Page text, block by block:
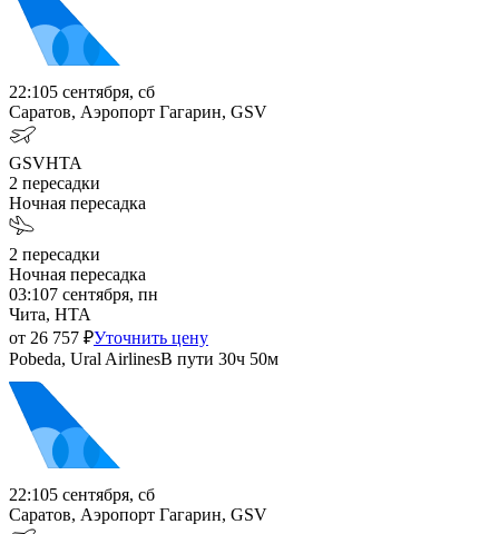
22:105 сентября, сб
Саратов, Аэропорт Гагарин, GSV
GSVHTA
2 пересадки
Ночная пересадка
2 пересадки
Ночная пересадка
03:107 сентября, пн
Чита, HTA
от 26 757 ₽Уточнить цену
Pobeda, Ural AirlinesВ пути 30ч 50м
22:105 сентября, сб
Саратов, Аэропорт Гагарин, GSV